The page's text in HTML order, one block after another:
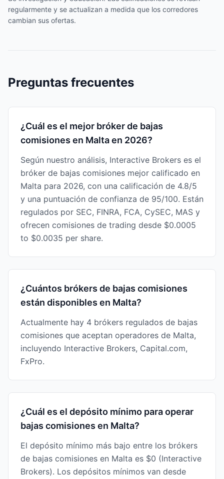
regularmente y se actualizan a medida que los corredores
cambian sus ofertas.
Preguntas frecuentes
¿Cuál es el mejor bróker de bajas
comisiones en Malta en 2026?
Según nuestro análisis, Interactive Brokers es el
bróker de bajas comisiones mejor calificado en
Malta para 2026, con una calificación de 4.8/5
y una puntuación de confianza de 95/100. Están
regulados por SEC, FINRA, FCA, CySEC, MAS y
ofrecen comisiones de trading desde $0.0005
to $0.0035 per share.
¿Cuántos brókers de bajas comisiones
están disponibles en Malta?
Actualmente hay 4 brókers regulados de bajas
comisiones que aceptan operadores de Malta,
incluyendo Interactive Brokers, Capital.com,
FxPro.
¿Cuál es el depósito mínimo para operar
bajas comisiones en Malta?
El depósito mínimo más bajo entre los brókers
de bajas comisiones en Malta es $0 (Interactive
Brokers). Los depósitos mínimos van desde